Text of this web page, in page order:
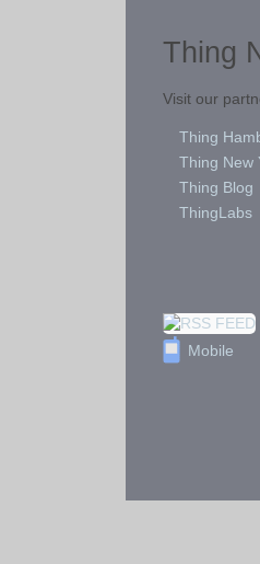
Thing
Visit our
Thing
Thing New
Thing Blog
ThingLabs
Mobile